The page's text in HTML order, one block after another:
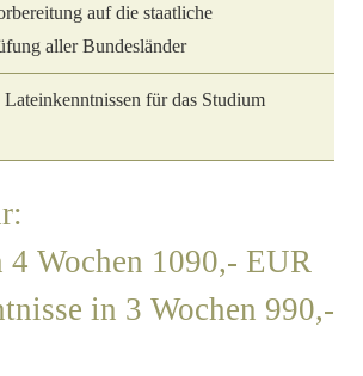
auf die staatliche
aller Bundesländer
für das Studium
Wochen 1090,- EUR
in 3 Wochen 990,-